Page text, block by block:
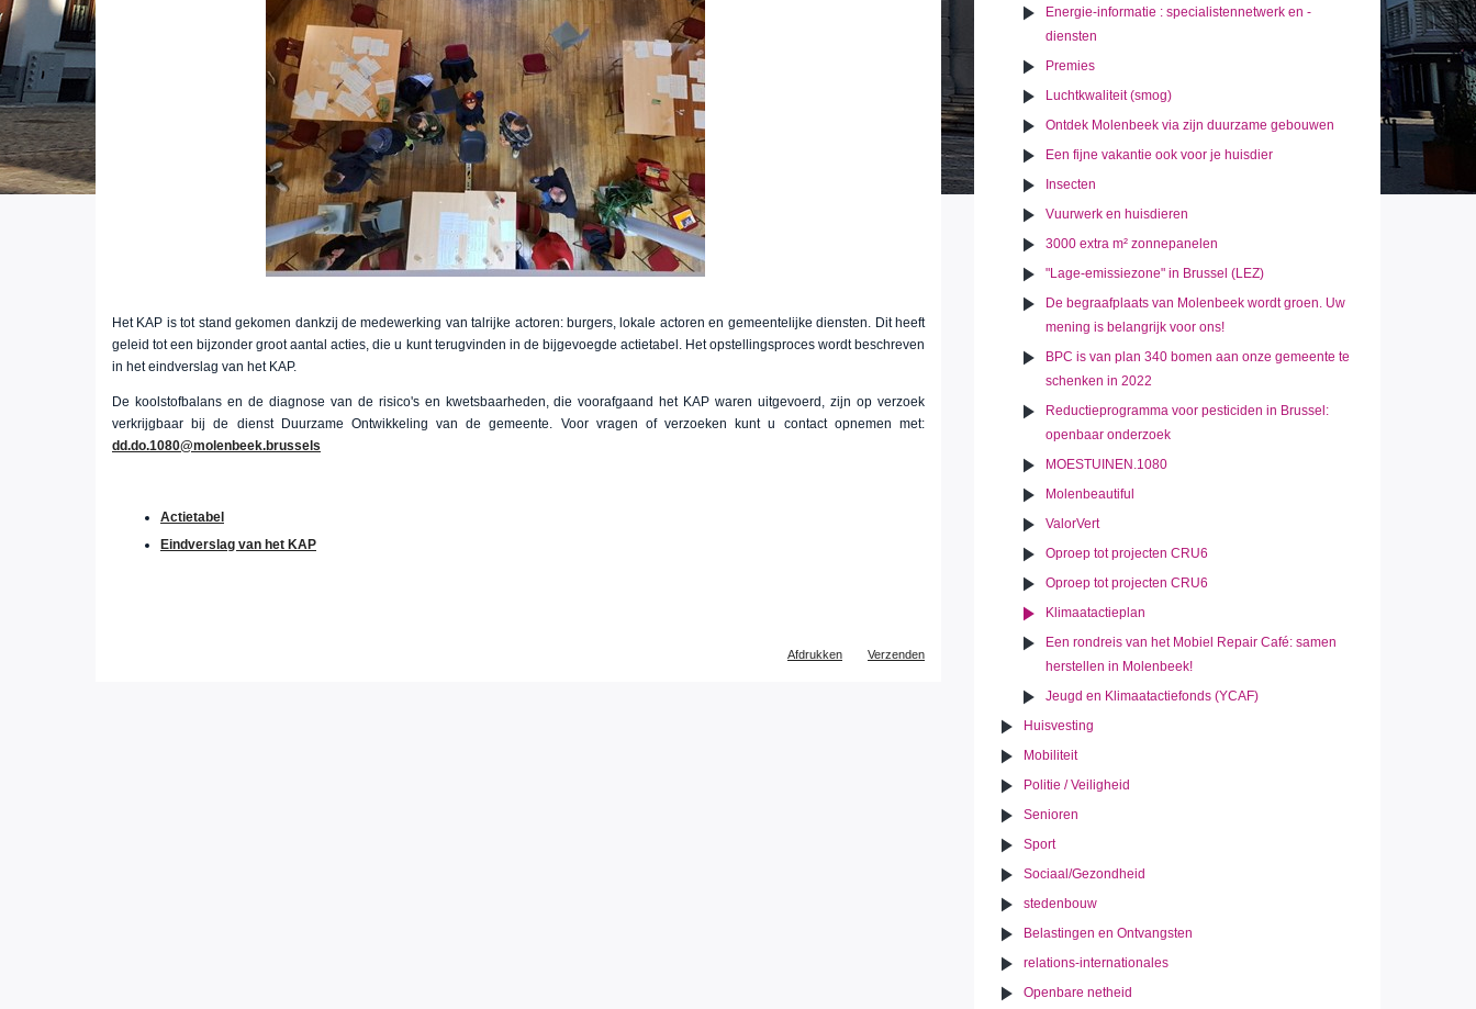
Het KAP is tot stand gekomen dankzij de medewerking van talrijke actoren: burgers, lokale actoren en gemeentelijke diensten. Dit heeft
geleid tot een bijzonder groot aantal acties, die u kunt terugvinden in de bijgevoegde actietabel. Het opstellingsproces wordt beschreven
in het eindverslag van het KAP.
De koolstofbalans en de diagnose van de risico's en kwetsbaarheden, die voorafgaand het KAP waren uitgevoerd, zijn op verzoek
verkrijgbaar bij de dienst Duurzame Ontwikkeling van de gemeente. Voor vragen of verzoeken kunt u contact opnemen met:
dd.do.1080@molenbeek.brussels
Actietabel
Eindverslag van het KAP
Afdrukken Verzenden
Energie-informatie : specialistennetwerk en -
diensten
Premies
Luchtkwaliteit (smog)
Ontdek Molenbeek via zijn duurzame gebouwen
Een fijne vakantie ook voor je huisdier
Insecten
Vuurwerk en huisdieren
3000 extra m² zonnepanelen
"Lage-emissiezone" in Brussel (LEZ)
De begraafplaats van Molenbeek wordt groen. Uw
mening is belangrijk voor ons!
BPC is van plan 340 bomen aan onze gemeente te
schenken in 2022
Reductieprogramma voor pesticiden in Brussel:
openbaar onderzoek
MOESTUINEN.1080
Molenbeautiful
ValorVert
Oproep tot projecten CRU6
Oproep tot projecten CRU6
Klimaatactieplan
Een rondreis van het Mobiel Repair Café: samen
herstellen in Molenbeek!
Jeugd en Klimaatactiefonds (YCAF)
Huisvesting
Mobiliteit
Politie / Veiligheid
Senioren
Sport
Sociaal/Gezondheid
stedenbouw
Belastingen en Ontvangsten
relations-internationales
Openbare netheid